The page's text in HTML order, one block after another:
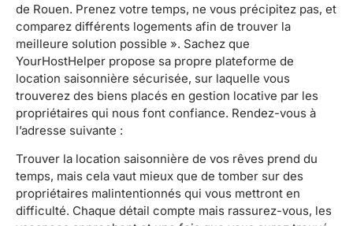
de Rouen. Prenez votre temps, ne vous précipitez pas, et
comparez différents logements afin de trouver la
meilleure solution possible ». Sachez que
YourHostHelper propose sa propre plateforme de
location saisonnière sécurisée, sur laquelle vous
trouverez des biens placés en gestion locative par les
propriétaires qui nous font confiance. Rendez-vous à
l’adresse suivante :
Trouver la location saisonnière de vos rêves prend du
temps, mais cela vaut mieux que de tomber sur des
propriétaires malintentionnés qui vous mettront en
difficulté. Chaque détail compte mais rassurez-vous, les